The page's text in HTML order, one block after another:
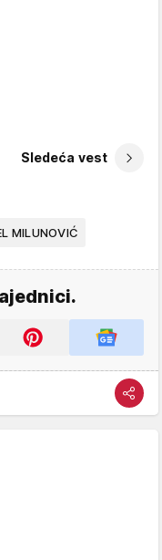
Sledeća vest
MILUNOVIĆ